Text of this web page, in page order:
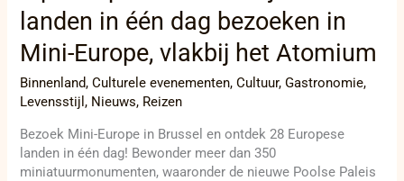
landen in één dag bezoeken in
Mini-Europe, vlakbij het Atomium
Binnenland,Culturele evenementen,Cultuur,Gastronomie,
Levensstijl, Nieuws, Reizen
Bezoek Mini-Europe in Brussel en ontdek 28 Europese
landen in één dag! Bewonder meer dan 350
miniatuurmonumenten, waaronder de nieuwe Poolse Paleis